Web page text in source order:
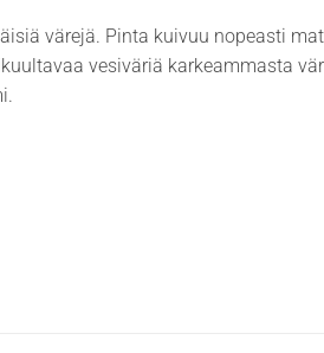
värejä. Pinta kuivuu nopeasti
vesiväriä karkeammasta